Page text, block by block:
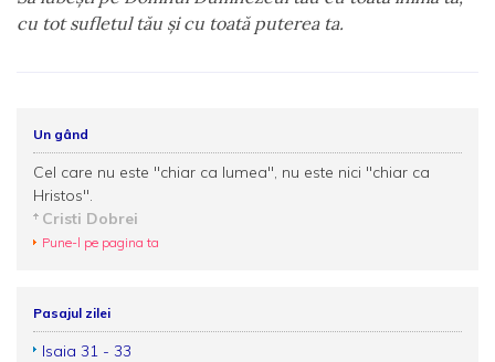
cu tot sufletul tău şi cu toată puterea ta.
Un gând
Cel care nu este "chiar ca lumea", nu este nici "chiar ca
Hristos".
Cristi Dobrei
Pune-l pe pagina ta
Pasajul zilei
Isaia 31 - 33